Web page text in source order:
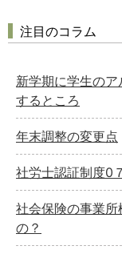
注目のコラム
新学期に学生の
するところ
年末調整の変更点
社労士認証制度0
社会保険の事業
の？